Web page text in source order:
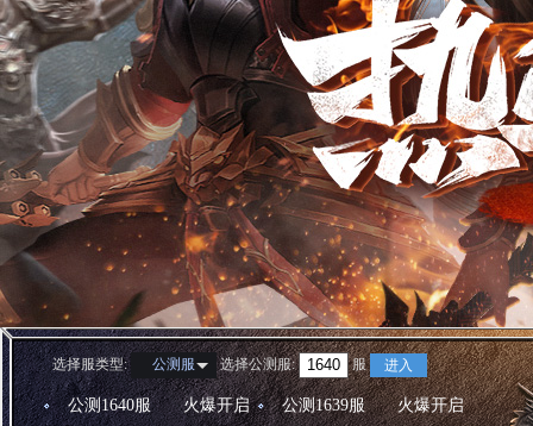
选择服类型: 公测服 选择公测服: 服 进入
公测1640服 火爆开启 公测1639服
火爆开启